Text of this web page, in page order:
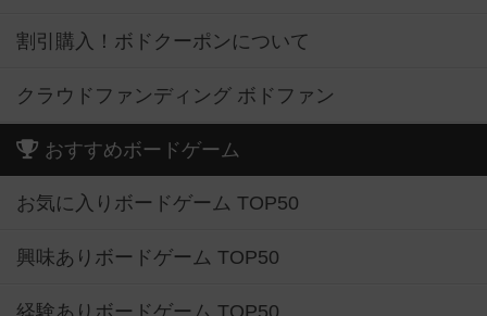
割引購入！ボドクーポンについて
クラウドファンディング ボドファン
おすすめボードゲーム
お気に入りボードゲーム TOP50
興味ありボードゲーム TOP50